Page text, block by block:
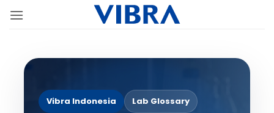
Vibra Indonesia Lab Glossary